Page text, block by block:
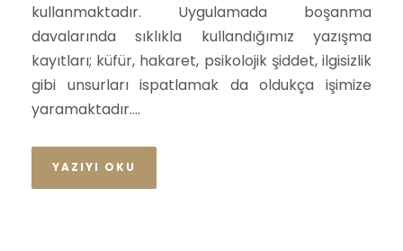
kullanmaktadır. Uygulamada boşanma
davalarında sıklıkla kullandığımız yazışma
kayıtları; küfür, hakaret, psikolojik şiddet, ilgisizlik
gibi unsurları ispatlamak da oldukça işimize
yaramaktadır....
YAZIYI OKU